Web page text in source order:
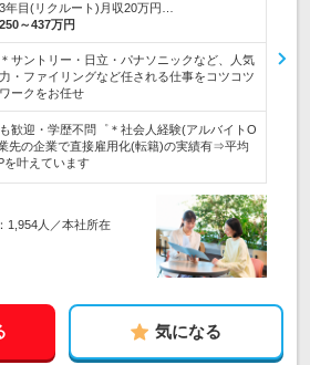
年目(リクルート)月収20万円…
250～437万円
サントリー・日立・パナソニックなど、人気
・ファイリングなど任される仕事をコツコツ
ークをお任せ
歓迎・学歴不問゜＊社会人経験(アルバイトO
先の企業で直接雇用化(転籍)の実績有⇒平均
を叶えています
1,954人／本社所在
気になる